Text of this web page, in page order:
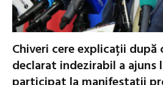
Chiveri cere explicații după
declarat indezirabil a ajuns